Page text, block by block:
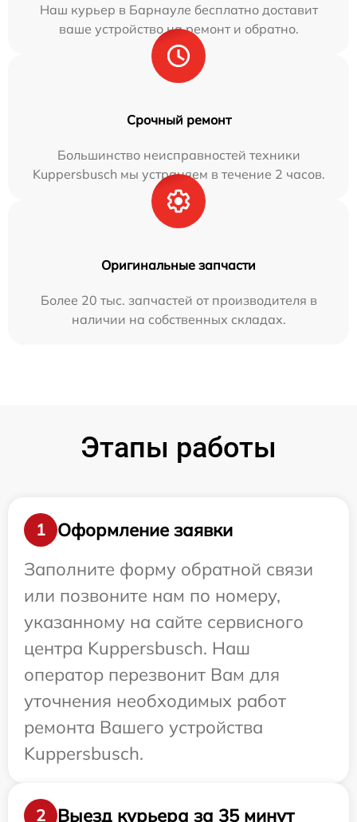
Наш курьер в Барнауле бесплатно доставит
ваше устройство на ремонт и обратно.
Срочный ремонт
Большинство неисправностей техники
Kuppersbusch мы устраняем в течение 2 часов.
Оригинальные запчасти
Более 20 тыс. запчастей от производителя в
наличии на собственных складах.
Этапы работы
1
Оформление заявки
Заполните форму обратной связи
или позвоните нам по номеру,
указанному на сайте сервисного
центра Kuppersbusch. Наш
оператор перезвонит Вам для
уточнения необходимых работ
ремонта Вашего устройства
Kuppersbusch.
2 Выезд курьера за 35 минут